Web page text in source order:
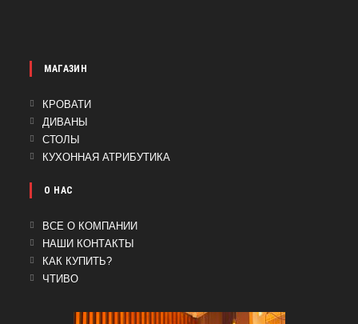
МАГАЗИН
КРОВАТИОТКРОЕТСЯ
ДИВАНЫ
НОВОЙ
СТОЛЫ
В
КУХОННАЯ АТРИБУТИКА
О НАС
ВСЕ О КОМПАНИИ
НАШИ КОНТАКТЫ
КАК КУПИТЬ?
ЧТИВО